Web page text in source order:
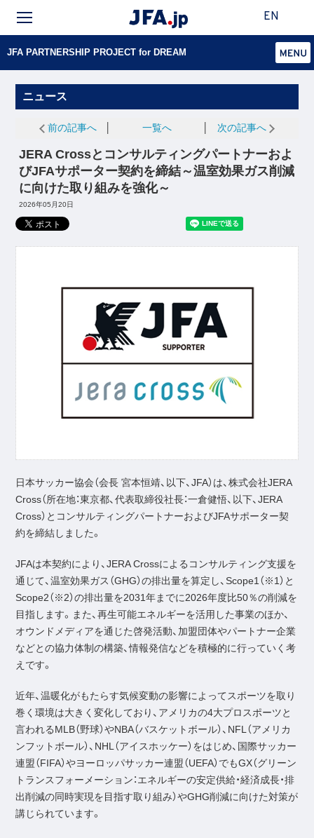
EN
JFA PARTNERSHIP PROJECT for DREAM
ニュース
前の記事へ 一覧へ 次の記事へ
JERA Crossとコンサルティングパートナーおよ
びJFAサポーター契約を締結～温室効果ガス削減
に向けた取り組みを強化～
2026年05月20日
日本サッカー協会（会長 宮本恒靖、以下、JFA）は、株式会社JERA
Cross（所在地：東京都、代表取締役社長：一倉健悟、以下、JERA
Cross）とコンサルティングパートナーおよびJFAサポーター契
約を締結しました。
JFAは本契約により、JERA Crossによるコンサルティング支援を
通じて、温室効果ガス（GHG）の排出量を算定し、Scope1（※1）と
Scope2（※2）の排出量を2031年までに2026年度比50％の削減を
目指します。また、再生可能エネルギーを活用した事業のほか、
オウンドメディアを通じた啓発活動、加盟団体やパートナー企業
などとの協力体制の構築、情報発信などを積極的に行っていく考
えです。
近年、温暖化がもたらす気候変動の影響によってスポーツを取り
巻く環境は大きく変化しており、アメリカの4大プロスポーツと
言われるMLB（野球）やNBA（バスケットボール）、NFL（アメリカ
ンフットボール）、NHL（アイスホッケー）をはじめ、国際サッカー
連盟（FIFA）やヨーロッパサッカー連盟（UEFA）でもGX（グリーン
トランスフォーメーション：エネルギーの安定供給・経済成長・排
出削減の同時実現を目指す取り組み）やGHG削減に向けた対策が
講じられています。